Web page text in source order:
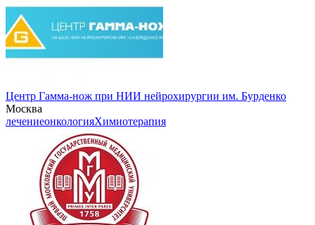
Центр Гамма-нож при НИИ нейрохирургии им. Бурденко
Москва
лечениеонкологияХимиотерапия